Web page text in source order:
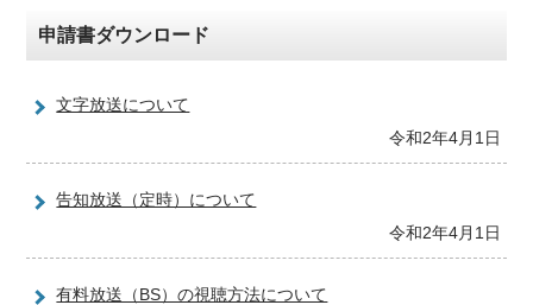
申請書ダウンロード
文字放送について
令和2年4月1日
告知放送（定時）について
令和2年4月1日
有料放送（BS）の視聴方法について